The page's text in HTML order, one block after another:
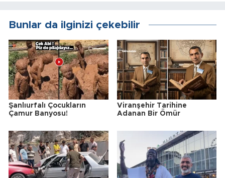
Bunlar da ilginizi çekebilir
Şanlıurfalı Çocukların
Çamur Banyosu!
Viranşehir Tarihine
Adanan Bir Ömür